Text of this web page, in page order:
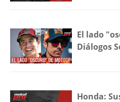
El lado
Diálogos
Honda: